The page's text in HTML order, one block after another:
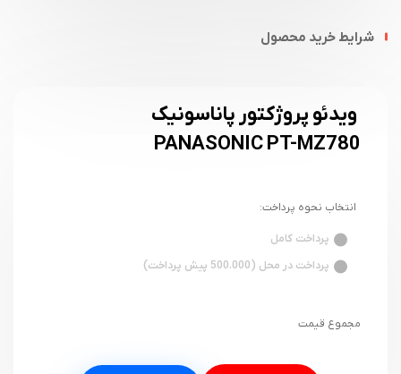
شرایط خرید محصول
ویدئو پروژکتور پاناسونیک
PANASONIC PT-MZ780
انتخاب نحوه پرداخت:
پرداخت کامل
پرداخت در محل (500.000 پیش پرداخت)
مجموع قیمت